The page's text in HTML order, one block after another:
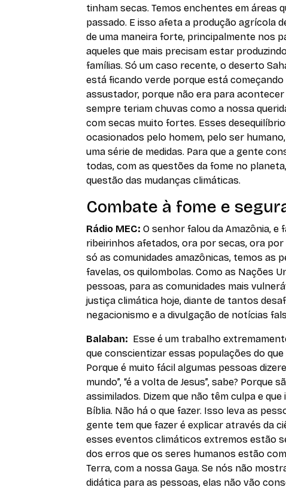
tinham secas. Temos enchentes em áreas
passado. E isso afeta a produção agrícola
de uma maneira forte, principalmente nos
aqueles que mais precisam estar
famílias. Só um caso recente, o deserto
está ficando verde porque está começando
assustador, porque não era para
sempre teriam chuvas como a nossa
com secas muito fortes. Esses
ocasionados pelo homem, pelo ser
uma série de medidas. Para que a gente
todas, com as questões da fome no
questão das mudanças climáticas.
Combate à fome e
Rádio MEC: O senhor falou da Amazônia, e
ribeirinhos afetados, ora por secas, ora
só as comunidades amazônicas, temos as
favelas, os quilombolas. Como as Nações
pessoas, para as comunidades mais
justiça climática hoje, diante de tantos
negacionismo e a divulgação de notícias
Balaban: Esse é um trabalho
que conscientizar essas populações do
Porque é muito fácil algumas pessoas
mundo”, “é a volta de Jesus”, sabe? Porque
assimilados. Dizem que não têm culpa e
Bíblia. Não há o que fazer. Isso leva as
gente tem que fazer é explicar através da
esses eventos climáticos extremos estão
dos erros que os seres humanos estão
Terra, com a nossa Gaya. Se nós não
didática para as pessoas, elas não vão